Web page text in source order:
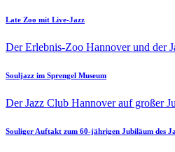
Late Zoo mit Live-Jazz
Der Erlebnis-Zoo Hannover und der
Souljazz im Sprengel Museum
Der Jazz Club Hannover auf großer
Souliger Auftakt zum 60-jährigen Jubiläum des